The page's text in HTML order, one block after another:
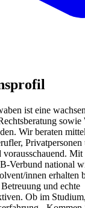
ist eine
Wir beraten
Verbund national
innen erhalten
und echte
Ob im